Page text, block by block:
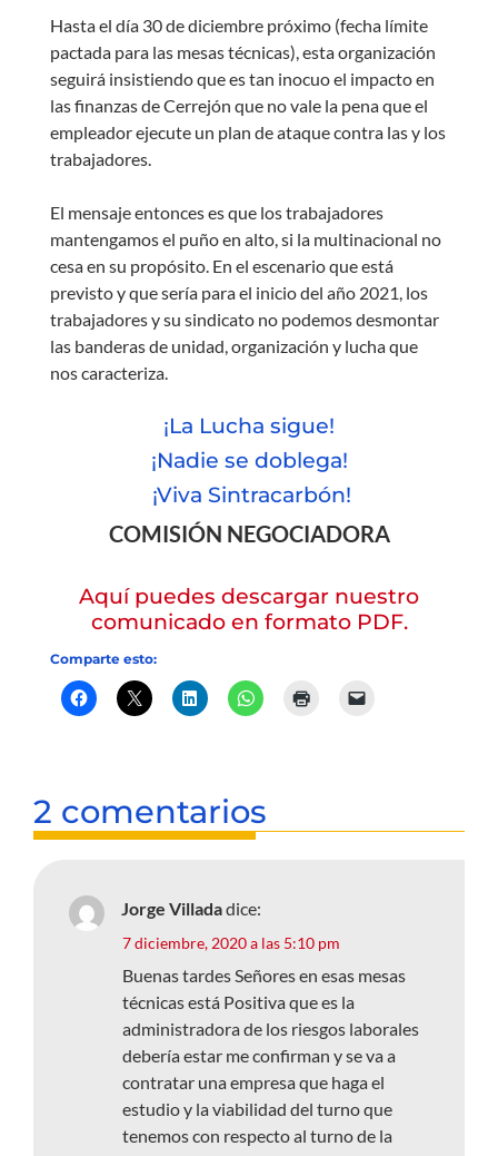
Hasta el día 30 de diciembre próximo (fecha límite
pactada para las mesas técnicas), esta organización
seguirá insistiendo que es tan inocuo el impacto en
las finanzas de Cerrejón que no vale la pena que el
empleador ejecute un plan de ataque contra las y los
trabajadores.
El mensaje entonces es que los trabajadores
mantengamos el puño en alto, si la multinacional no
cesa en su propósito. En el escenario que está
previsto y que sería para el inicio del año 2021, los
trabajadores y su sindicato no podemos desmontar
las banderas de unidad, organización y lucha que
nos caracteriza.
¡La Lucha sigue!
¡Nadie se doblega!
¡Viva Sintracarbón!
COMISIÓN NEGOCIADORA
Aquí puedes descargar nuestro
comunicado en formato PDF.
Comparte esto:
2 comentarios
Jorge Villadadice:
7 diciembre, 2020 a las 5:10 pm
Buenas tardes Señores en esas mesas
técnicas está Positiva que es la
administradora de los riesgos laborales
debería estar me confirman y se va a
contratar una empresa que haga el
estudio y la viabilidad del turno que
tenemos con respecto al turno de la